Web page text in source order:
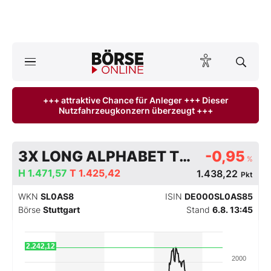
ktuelle Ausgabe BÖRSE ONLINE lesen
Finanz-Check
Abo & Shop
BO-Musterdepots
Experten
+++ attraktive Chance für Anleger +++ Dieser
Nutzfahrzeugkonzern überzeugt +++
3X LONG ALPHABET TR USD -0,95 %
1.438,22 Pkt
H 1.471,57 T 1.425,42
WKN SL0AS8 ISIN DE000SL0AS85
Börse Stuttgart Stand 6.8. 13:45
2000
2.242,12